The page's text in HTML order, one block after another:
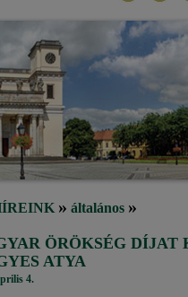
» általános »
ÖRÖKSÉG DÍJAT
ATYA
4.